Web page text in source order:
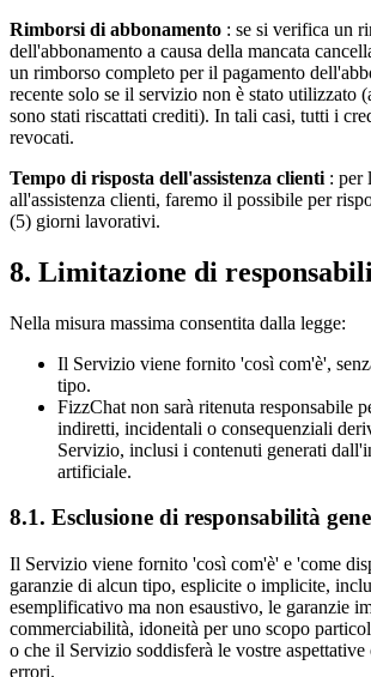
Rimborsi di abbonamento : se si verifica un
dell'abbonamento a causa della mancata
un rimborso completo per il pagamento
recente solo se il servizio non è stato utilizzato
sono stati riscattati crediti). In tali casi, tutti i
revocati.
Tempo di risposta dell'assistenza clienti : per
all'assistenza clienti, faremo il possibile per
(5) giorni lavorativi.
8. Limitazione di
Nella misura massima consentita dalla legge:
Il Servizio viene fornito 'così com'è',
tipo.
FizzChat non sarà ritenuta responsabile
indiretti, incidentali o consequenziali
Servizio, inclusi i contenuti generati
artificiale.
8.1. Esclusione di responsabilità
Il Servizio viene fornito 'così com'è' e 'come
garanzie di alcun tipo, esplicite o implicite,
esemplificativo ma non esaustivo, le garanzie
commerciabilità, idoneità per uno scopo
o che il Servizio soddisferà le vostre
errori.